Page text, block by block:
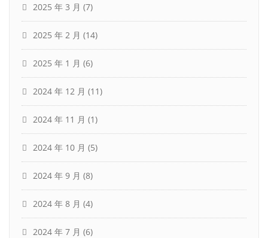
2025 年 3 月 (7)
2025 年 2 月 (14)
2025 年 1 月 (6)
2024 年 12 月 (11)
2024 年 11 月 (1)
2024 年 10 月 (5)
2024 年 9 月 (8)
2024 年 8 月 (4)
2024 年 7 月 (6)